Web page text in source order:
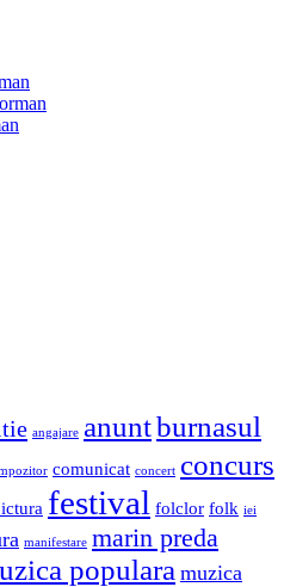
angajare anuntburnasul
comunicat concert concurs
festival folclor folk iei
manifestare marin preda
populara muzica